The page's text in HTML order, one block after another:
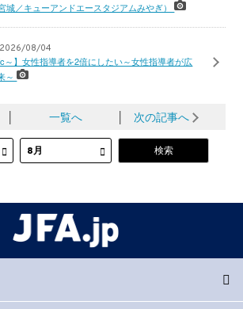
城／キューアンドエースタジアムみやぎ）
2026/08/04
～】女性指導者を2倍にしたい～女性指導者が広
～
一覧へ 次の記事へ